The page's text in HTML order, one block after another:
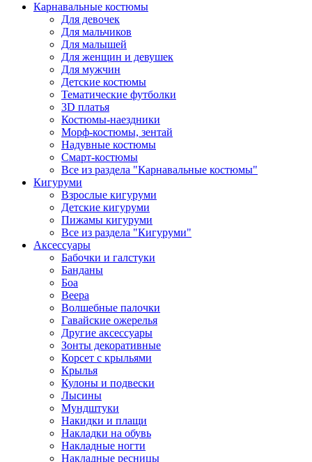
Карнавальные костюмы
Для девочек
Для мальчиков
Для малышей
Для женщин и девушек
Для мужчин
Детские костюмы
Тематические футболки
3D платья
Костюмы-наездники
Морф-костюмы, зентай
Надувные костюмы
Смарт-костюмы
Все из раздела "Карнавальные костюмы"
Кигуруми
Взрослые кигуруми
Детские кигуруми
Пижамы кигуруми
Все из раздела "Кигуруми"
Аксессуары
Бабочки и галстуки
Банданы
Боа
Веера
Волшебные палочки
Гавайские ожерелья
Другие аксессуары
Зонты декоративные
Корсет с крыльями
Крылья
Кулоны и подвески
Лысины
Мундштуки
Накидки и плащи
Накладки на обувь
Накладные ногти
Накладные ресницы